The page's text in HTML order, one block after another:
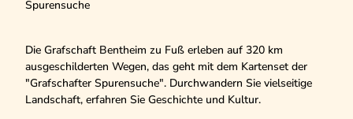
Spurensuche
Die Grafschaft Bentheim zu Fuß erleben auf 320 km
ausgeschilderten Wegen, das geht mit dem Kartenset der
"Grafschafter Spurensuche". Durchwandern Sie vielseitige
Landschaft, erfahren Sie Geschichte und Kultur.